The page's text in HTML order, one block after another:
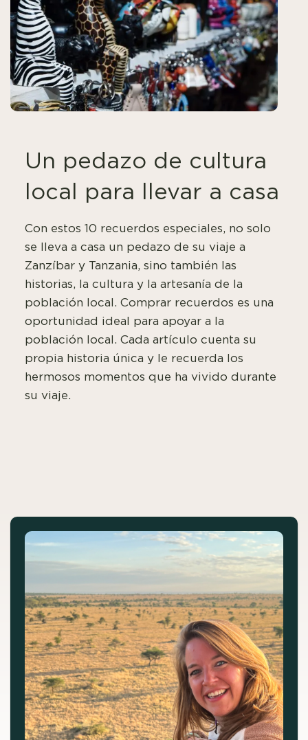
Un pedazo de cultura
local para llevar a casa
Con estos 10 recuerdos especiales, no solo
se lleva a casa un pedazo de su viaje a
Zanzíbar y Tanzania, sino también las
historias, la cultura y la artesanía de la
población local. Comprar recuerdos es una
oportunidad ideal para apoyar a la
población local. Cada artículo cuenta su
propia historia única y le recuerda los
hermosos momentos que ha vivido durante
su viaje.